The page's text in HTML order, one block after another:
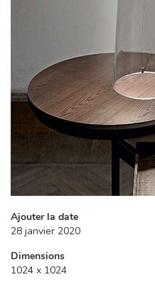
Ajouter la date
28 janvier 2020
Dimensions
1024 x 1024